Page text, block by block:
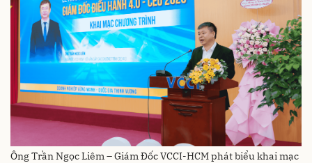
Ông Trần Ngọc Liêm – Giám Đốc VCCI-HCM phát biểu khai mạc